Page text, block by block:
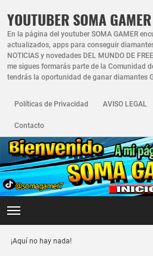
YOUTUBER SOMA GAMER
En la página del youtuber SOMA GAMER
actualizados, apps para conseguir
NOTICIAS y novedades DEL MUNDO DE
me sigues formarás parte de la Comunidad
tendrás la oportunidad de ganar diamantes
Políticas de Privacidad AVISO LEGAL
Contacto
¡Aquí no hay nada!